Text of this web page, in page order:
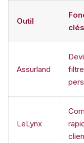
Outil
clés
Assurland
LeLynx